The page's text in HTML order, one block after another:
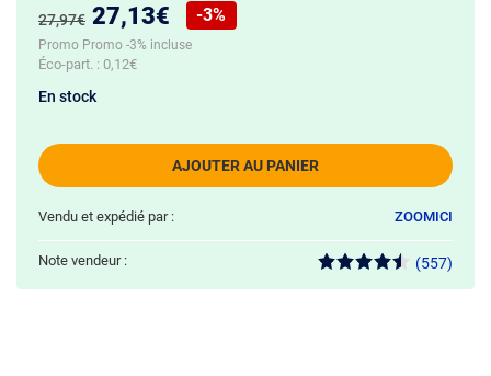
Ancien prix :
27,97€ Nouveau prix :
27,13€
Réduction de :
-3%
Promo Promo -3% incluse
Éco-part. : 0,12€
AJOUTER AU PANIER
En stock
Vendu et expédié par : ZOOMICI
Note vendeur : (557)